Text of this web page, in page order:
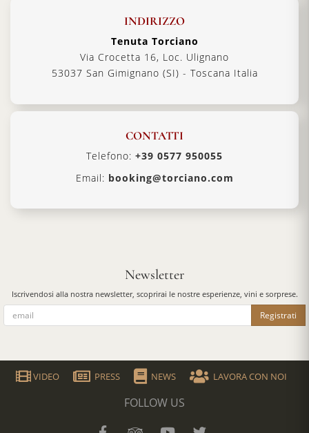
INDIRIZZO
Tenuta Torciano
Via Crocetta 16, Loc. Ulignano
53037 San Gimignano (SI) - Toscana Italia
CONTATTI
Telefono: +39 0577 950055
Email: booking@torciano.com
Newsletter
Iscrivendosi alla nostra newsletter, scoprirai le nostre esperienze, vini e sorprese.
Registrati
VIDEO PRESS NEWS LAVORA CON NOI
FOLLOW US